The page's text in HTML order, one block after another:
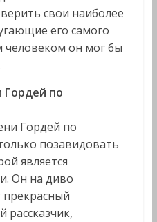
свои наиболее
его самого
человеком он мог бы
Гордей по
Гордей по
позавидовать
является
Он на диво
прекрасный
рассказчик,